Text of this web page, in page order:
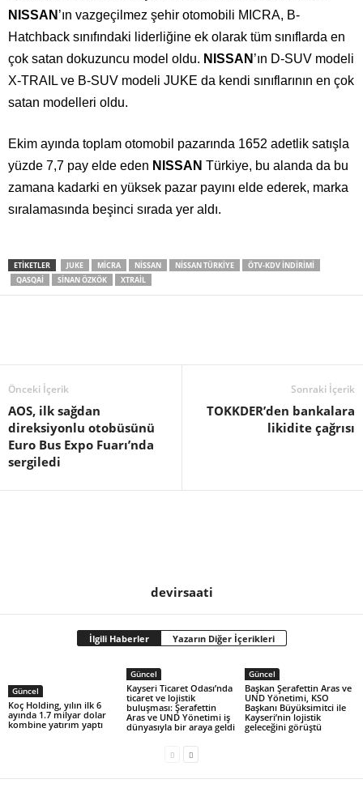
NISSAN ’ın vazgeçilmez şehir otomobili MICRA, B-
Hatchback sınıfındaki liderliğine ek olarak tüm sınıflarda en
çok satan dokuzuncu model oldu. NISSAN ’ın D-SUV modeli
X-TRAIL ve B-SUV modeli JUKE da kendi sınıflarının en çok
satan modelleri oldu.
Ekim ayında toplam otomobil pazarında 1652 adetlik satışla
yüzde 7,7 pay elde eden NISSAN Türkiye, bu alanda da bu
zamana kadarki en yüksek pazar payını elde ederek, marka
sıralamasında beşinci sırada yer aldı.
ETIKETLER JUKE MICRA NISSAN NISSAN TÜRKIYE
ÖTV-KDV INDIRIMI
QASQAI
SINAN ÖZKÖK XTRAIL
Önceki İçerik
AOS, ilk sağdan
direksiyonlu otobüsünü
Euro Bus Expo Fuarı’nda
sergiledi
Sonraki İçerik
TOKKDER’den bankalara
likidite çağrısı
devirsaati
İlgili Haberler Yazarın Diğer İçerikleri
Güncel
Koç Holding, yılın ilk 6
ayında 1.7 milyar dolar
kombine yatırım yaptı
Güncel
Kayseri Ticaret Odası’nda
ticaret ve lojistik
buluşması: Şerafettin
Aras ve UND Yönetimi iş
dünyasıyla bir araya geldi
Güncel
Başkan Şerafettin Aras ve
UND Yönetimi, KSO
Başkanı Büyüksimitci ile
Kayseri’nin lojistik
geleceğini görüştü